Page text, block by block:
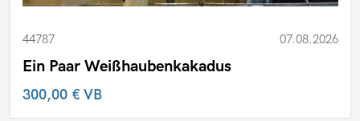
44787 07.08.2026
Ein Paar Weißhaubenkakadus
300,00 €VB